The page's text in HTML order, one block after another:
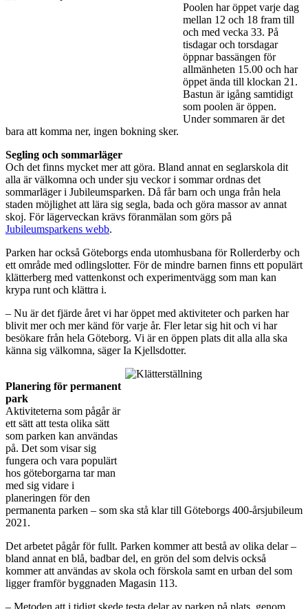
Poolen har öppet varje dag
mellan 12 och 18 fram till
och med vecka 33. På
tisdagar och torsdagar
öppnar bassängen för
allmänheten 15.00 och har
öppet ända till klockan 21.
Bastun är igång samtidigt
som poolen är öppen.
Under sommaren är det
bara att komma ner, ingen bokning sker.
Segling och sommarläger
Och det finns mycket mer att göra. Bland annat en seglarskola dit
alla är välkomna och under sju veckor i sommar ordnas det
sommarläger i Jubileumsparken. Då får barn och unga från hela
staden möjlighet att lära sig segla, bada och göra massor av annat
skoj. För lägerveckan krävs föranmälan som görs på
Jubileumsparkens webb.
Parken har också Göteborgs enda utomhusbana för Rollerderby och
ett område med odlingslotter. För de mindre barnen finns ett populärt
klätterberg med vattenkonst och experimentvägg som man kan
krypa runt och klättra i.
– Nu är det fjärde året vi har öppet med aktiviteter och parken har
blivit mer och mer känd för varje år. Fler letar sig hit och vi har
besökare från hela Göteborg. Vi är en öppen plats dit alla alla ska
känna sig välkomna, säger Ia Kjellsdotter.
Planering för permanent
park
Aktiviteterna som pågår är
ett sätt att testa olika sätt
som parken kan användas
på. Det som visar sig
fungera och vara populärt
hos göteborgarna tar man
med sig vidare i
planeringen för den
permanenta parken – som ska stå klar till Göteborgs 400-årsjubileum
2021.
Det arbetet pågår för fullt. Parken kommer att bestå av olika delar –
bland annat en blå, badbar del, en grön del som delvis också
kommer att användas av skola och förskola samt en urban del som
ligger framför byggnaden Magasin 113.
– Metoden att i tidigt skede testa delar av parken på plats, genom